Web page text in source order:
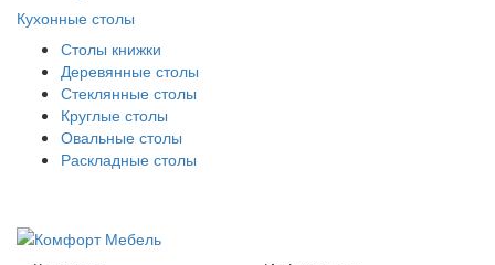
Кухонные столы
Столы книжки
Деревянные столы
Стеклянные столы
Круглые столы
Овальные столы
Раскладные столы